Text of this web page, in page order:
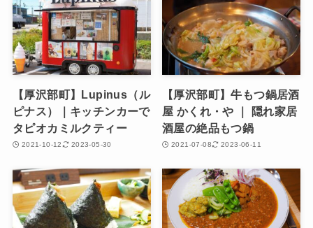
【厚沢部町】Lupinus（ル
ピナス）｜キッチンカーで
タピオカミルクティー
2021-10-12 2023-05-30
【厚沢部町】牛もつ鍋居酒
屋 かくれ・や ｜ 隠れ家居
酒屋の絶品もつ鍋
2021-07-08 2023-06-11